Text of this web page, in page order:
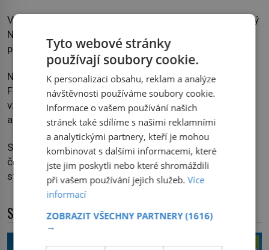
Významnou roli sehrál například občanský zákoník, který
Napoleon vydal v roce 1804. Polovina jeho paragrafů
přitom platí ve Francii dodnes.
Napoleon během svého vládnutí založil také
Francouzskou banku, položil základ státního
vzdělávacího systému, podporoval rozvoj hospodářství
a reformoval daňový systém.
S jeho vládou je spojen také vznik systému prefektů či
číslování ulic sudými čísly po jedné a lichými po druhé
straně, které se rozšířilo do celé Evropy.
SOUVISEJÍCÍ ČLÁNKY
Tyto webové stránky
používají soubory cookie.
K personalizaci obsahu, reklam a analýze
návštěvnosti používáme soubory cookie.
Informace o vašem používání našich
stránek také sdílíme s našimi reklamními
a analytickými partnery, kteří je mohou
kombinovat s dalšími informacemi, které
jste jim poskytli nebo které shromáždili
při vašem používání jejich služeb.Více
informací
ZOBRAZIT VŠECHNY PARTNERY(1616)
→